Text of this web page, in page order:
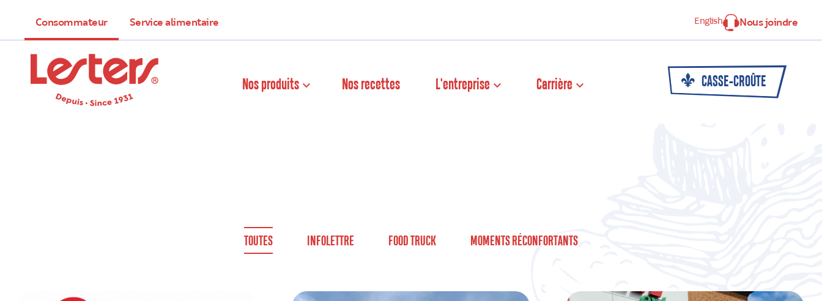
Consommateur Service alimentaire English Nous joindre
Nos produits Nos recettes L'entreprise Carrière CASSE-CROÛTE
TOUTES INFOLETTRE FOOD TRUCK MOMENTS RÉCONFORTANTS